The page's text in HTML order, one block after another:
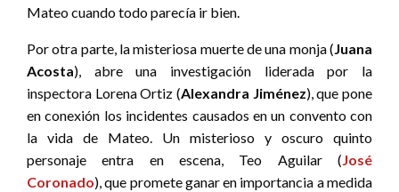
Mateo cuando todo parecía ir bien.
Por otra parte, la misteriosa muerte de una monja (Juana
Acosta), abre una investigación liderada por la
inspectora Lorena Ortiz (Alexandra Jiménez), que pone
en conexión los incidentes causados en un convento con
la vida de Mateo. Un misterioso y oscuro quinto
personaje entra en escena, Teo Aguilar (José
Coronado), que promete ganar en importancia a medida